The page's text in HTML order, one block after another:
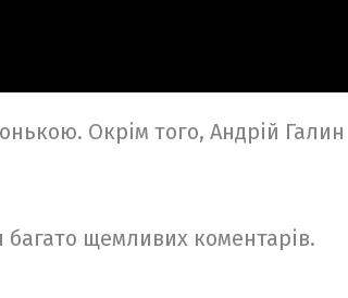
Окрім того, Андрій Галин
багато щемливих коментарів.